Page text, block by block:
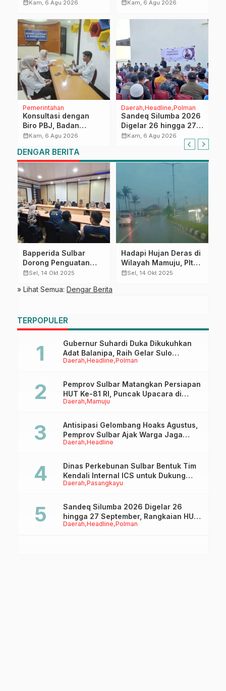
Tingkatkan
dalam Pelaporan SPT
Masa PPN Gunakan
Aplikasi Coretax
calendar_monthKam, 6 Agu 2026
Evaluasi Semester I
Optimalkan Kinerja
Anggaran
calendar_monthKam, 6 Agu 2026
Pemerintahan
Konsultasi dengan
Biro PBJ, Badan
Penghubung Sulbar
Pengadaan
calendar_monthKam, 6 Agu 2026
Daerah Headline Polman
Sandeq Silumba 2026
Digelar 26 hingga 27
September, Rangkaian
calendar_monthKam, 6 Agu 2026
DENGAR BERITA
Bapperida Sulbar
Dorong Penguatan
Ekonomi Biru Berbasis
calendar_monthSel, 14 Okt 2025
Hadapi Hujan Deras di
Wilayah Mamuju, Plt
Kalaksa BPBD Sulbar
calendar_monthSel, 14 Okt 2025
» Lihat Semua: Dengar Berita
TERPOPULER
Daerah Headline Polman
Gubernur Suhardi Duka Dikukuhkan
Adat Balanipa, Raih Gelar Sulo
Tappidena
Daerah Mamuju
Pemprov Sulbar Matangkan Persiapan
HUT Ke-81 RI, Puncak Upacara di
Lapangan Ahmad Kirang
Daerah Headline
Antisipasi Gelombang Hoaks Agustus,
Pemprov Sulbar Ajak Warga Jaga
Ruang Digital
Daerah Pasangkayu
Dinas Perkebunan Sulbar Bentuk Tim
Kendali Internal ICS untuk Dukung
Sertifikasi ISPO Pekebun di
Daerah Headline Polman
Sandeq Silumba 2026 Digelar 26
hingga 27 September, Rangkaian HUT
Sulbar